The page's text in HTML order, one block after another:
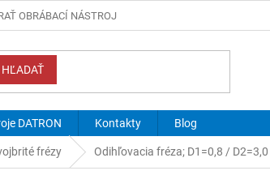
OBRÁBACÍ NÁSTROJ
HĽADAŤ
DATRON Kontakty Blog
frézy Odihľovacia fréza; D1=0,8 /